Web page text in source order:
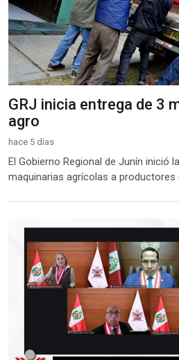
GRJ inicia entrega de 3
agro
hace 5 días
El Gobierno Regional de Junín inició
maquinarias agrícolas a productores